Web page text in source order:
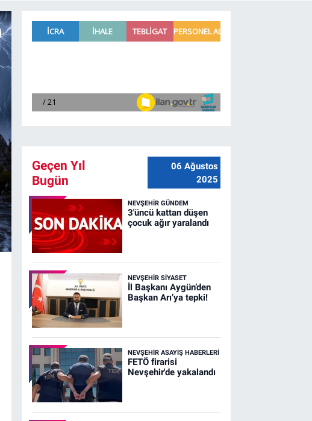
Geçen Yıl
Bugün
06 Ağustos
2025
NEVŞEHIR GÜNDEM
3'üncü kattan düşen
çocuk ağır yaralandı
NEVŞEHIR SIYASET
İl Başkanı Aygün’den
Başkan Arı’ya tepki!
NEVŞEHIR ASAYIŞ HABERLERI
FETÖ firarisi
Nevşehir'de yakalandı